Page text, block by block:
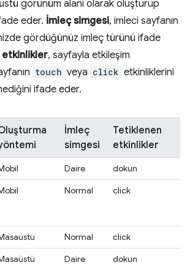
görünüm alanı olarak oluşturup
eder. İmleç simgesi, imleci sayfanın
gördüğünüz imleç türünü ifade
etkinlikler, sayfayla etkileşim
touch veya click etkinliklerini
ifade eder.
İmleç
simgesi
Tetiklenen
etkinlikler
Daire
dokun
Normal click
Normal
click
Daire dokun